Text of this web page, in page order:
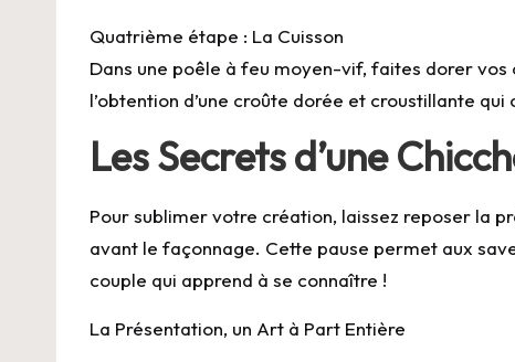
Quatrième étape : La Cuisson
Dans une poêle à feu moyen-vif, faites dorer vos
l’obtention d’une croûte dorée et croustillante
Les Secrets d’une
Pour sublimer votre création, laissez reposer la
avant le façonnage. Cette pause permet aux
couple qui apprend à se connaître !
La Présentation, un Art à Part Entière